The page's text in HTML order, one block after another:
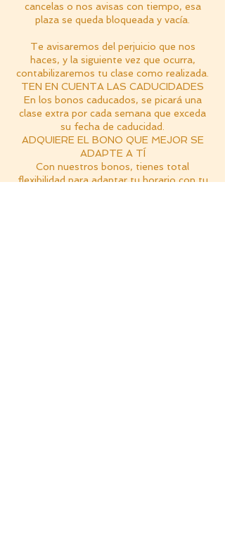
cancelas o nos avisas con tiempo, esa
plaza se queda bloqueada y vacía.
Te avisaremos del perjuicio que nos
haces, y la siguiente vez que ocurra,
contabilizaremos tu clase como realizada.
TEN EN CUENTA LAS CADUCIDADES
En los bonos caducados, se picará una
clase extra por cada semana que exceda
su fecha de caducidad.
ADQUIERE EL BONO QUE MEJOR SE
ADAPTE A TÍ
Con nuestros bonos, tienes total
flexibilidad para adaptar tu horario con tu